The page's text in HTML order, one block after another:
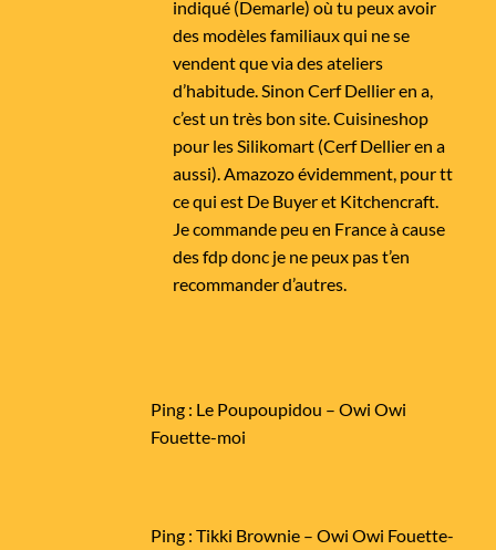
indiqué (Demarle) où tu peux avoir
des modèles familiaux qui ne se
vendent que via des ateliers
d’habitude. Sinon Cerf Dellier en a,
c’est un très bon site. Cuisineshop
pour les Silikomart (Cerf Dellier en a
aussi). Amazozo évidemment, pour tt
ce qui est De Buyer et Kitchencraft.
Je commande peu en France à cause
des fdp donc je ne peux pas t’en
recommander d’autres.
Ping : Le Poupoupidou – Owi Owi
Fouette-moi
Ping : Tikki Brownie – Owi Owi Fouette-